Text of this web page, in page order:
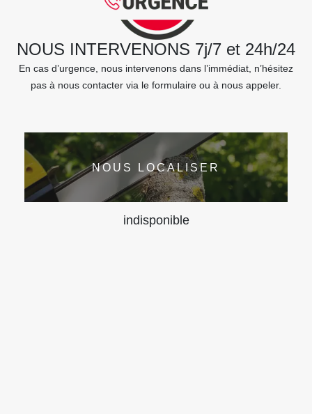
NOUS INTERVENONS 7j/7 et 24h/24
En cas d’urgence, nous intervenons dans l’immédiat, n’hésitez
pas à nous contacter via le formulaire ou à nous appeler.
NOUS LOCALISER
indisponible